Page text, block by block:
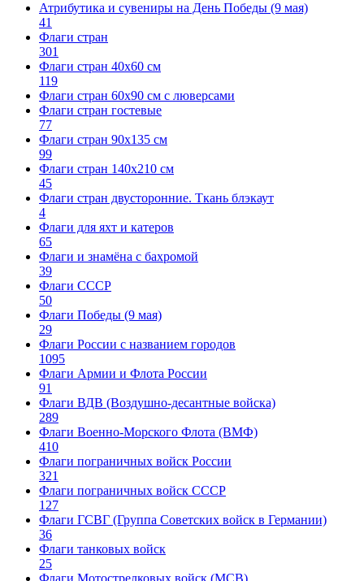
Атрибутика и сувениры на День Победы (9 мая)
41
Флаги стран
301
Флаги стран 40х60 см
119
Флаги стран 60x90 см с люверсами
Флаги стран гостевые
77
Флаги стран 90х135 см
99
Флаги стран 140х210 см
45
Флаги стран двусторонние. Ткань блэкаут
4
Флаги для яхт и катеров
65
Флаги и знамёна с бахромой
39
Флаги СССР
50
Флаги Победы (9 мая)
29
Флаги России с названием городов
1095
Флаги Армии и Флота России
91
Флаги ВДВ (Воздушно-десантные войска)
289
Флаги Военно-Морского Флота (ВМФ)
410
Флаги пограничных войск России
321
Флаги пограничных войск СССР
127
Флаги ГСВГ (Группа Советских войск в Германии)
36
Флаги танковых войск
25
Флаги Мотострелковых войск (МСВ)